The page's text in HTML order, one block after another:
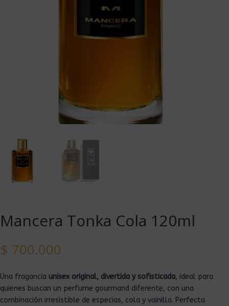
Mancera Tonka Cola 120ml
$ 700.000
Una fragancia unisex original, divertida y sofisticada, ideal para
quienes buscan un perfume gourmand diferente, con una
combinación irresistible de especias, cola y vainilla. Perfecta